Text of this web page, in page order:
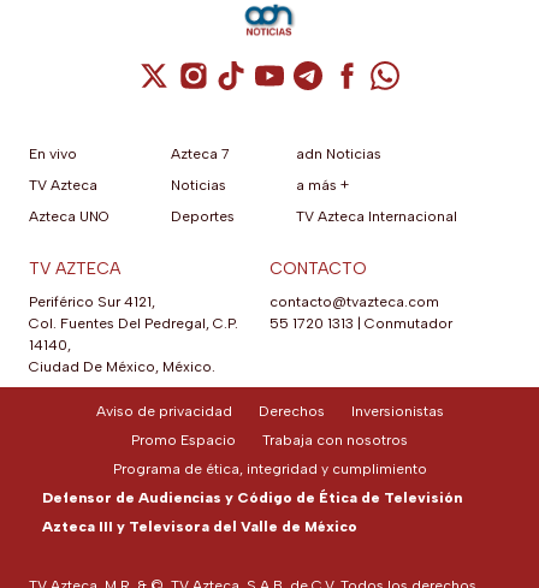
Cuenta de X / Twitter (se abre en una
Cuenta de Instagram (se abre en una
Cuenta de TikTok (se abre en
Cuenta de YouTube (se abre
Cuenta de Telegram (se
Cuenta de
Cuenta de
En vivo
TV Azteca
Azteca UNO
Azteca 7
Noticias
Deportes
adn Noticias
a más +
TV Azteca Internacional
TV AZTECA
Periférico Sur 4121,
Col. Fuentes Del Pedregal, C.P.
14140,
Ciudad De México, México.
CONTACTO
contacto@tvazteca.com
55 1720 1313 | Conmutador
Aviso de privacidad Derechos
Inversionistas
Promo Espacio
Trabaja con nosotros
Programa de ética, integridad y cumplimiento
Defensor de Audiencias y Código de Ética de Televisión
Azteca III y Televisora del Valle de México